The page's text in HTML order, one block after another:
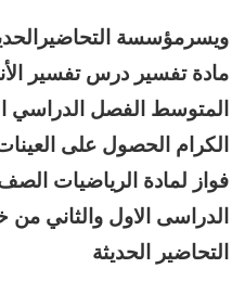
ويسرمؤسسة
المتوسط الفصل الدراسي
الكرام الحصول على
فواز لمادة الرياضيات
الدراسى الاول والثاني
التحاضير الحديثة